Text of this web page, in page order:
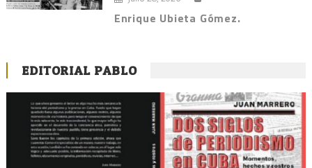
Enrique Ubieta Gómez.
EDITORIAL PABLO